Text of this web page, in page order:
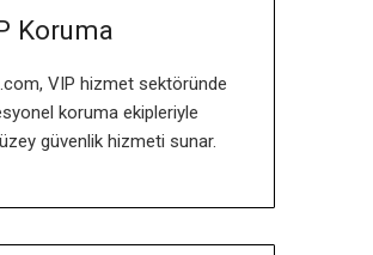
Koruma
VIP hizmet sektöründe
koruma ekipleriyle
güvenlik hizmeti sunar.